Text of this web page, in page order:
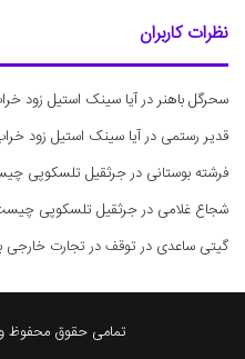
نظرات کاربران
سحرگل باهنردرآیا سینک استیل زود
قدیر رستمی درآیا سینک استیل زود
فرشته بوستانی درجرثقیل تلسکوپی
شجاع غلامی درجرثقیل تلسکوپی چیست
گیتی ساعدی درتوقف در تجارت خارجی
تمامی حقوق محفوظ و